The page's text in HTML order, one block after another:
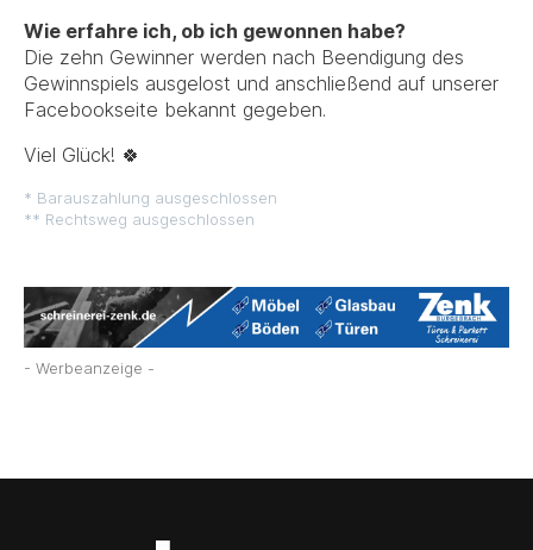
Wie erfahre ich, ob ich gewonnen habe?
Die zehn Gewinner werden nach Beendigung des
Gewinnspiels ausgelost und anschließend auf unserer
Facebookseite bekannt gegeben.
Viel Glück! 🍀
* Barauszahlung ausgeschlossen
** Rechtsweg ausgeschlossen
- Werbeanzeige -